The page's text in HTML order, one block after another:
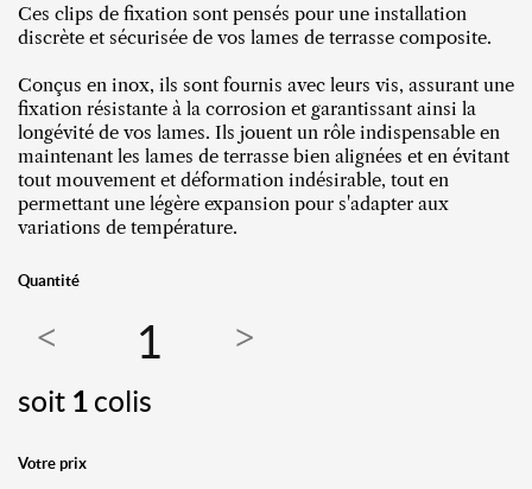
Ces clips de fixation sont pensés pour une installation
discrète et sécurisée de vos lames de terrasse composite.
Conçus en inox, ils sont fournis avec leurs vis, assurant une
fixation résistante à la corrosion et garantissant ainsi la
longévité de vos lames. Ils jouent un rôle indispensable en
maintenant les lames de terrasse bien alignées et en évitant
tout mouvement et déformation indésirable, tout en
permettant une légère expansion pour s'adapter aux
variations de température.
Quantité
soit 1 colis
Votre prix